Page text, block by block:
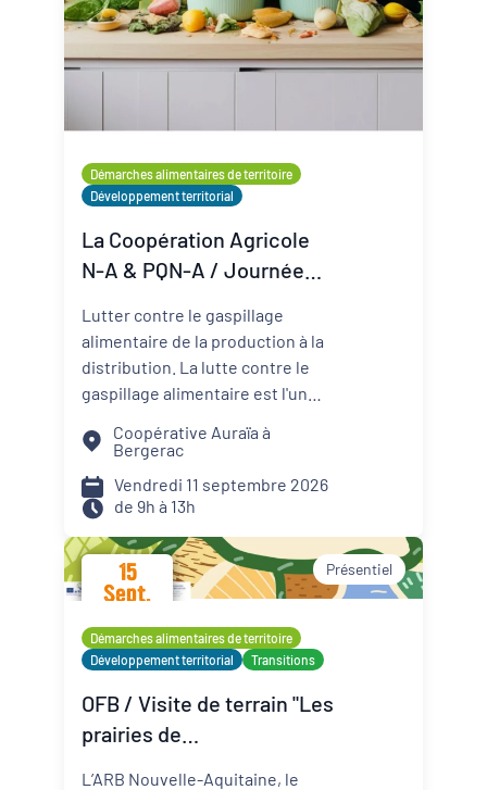
Démarches alimentaires de territoire
Développement territorial
La Coopération Agricole
N-A & PQN-A / Journée
contre le gaspillage
alimentaire
Lutter contre le gaspillage
alimentaire de la production à la
distribution. La lutte contre le
gaspillage alimentaire est l'un
les projets alimentaires
sensibilisation des convives, la
formation des agents de
restauration, la valorisation des
surplus avec les acteurs de la
solidarité. Sur les territoires, les
coopératives agricoles et leurs
partenaires agissent aussi pour
valoriser les productions
agricoles. Planification de la
débouchés solidaires,
Coopérative Auraïa à
Bergerac
Vendredi 11 septembre 2026
de 9h à 13h
15
Sept.
Présentiel
Démarches alimentaires de territoire
Développement territorial
Transitions
OFB / Visite de terrain "Les
prairies de
L’ARB Nouvelle-Aquitaine, le